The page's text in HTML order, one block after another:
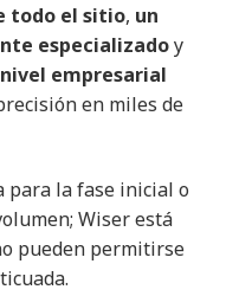
todo el sitio, un
especializadoy
empresarial
en miles de
para la fase inicial o
Wiser está
pueden permitirse
.